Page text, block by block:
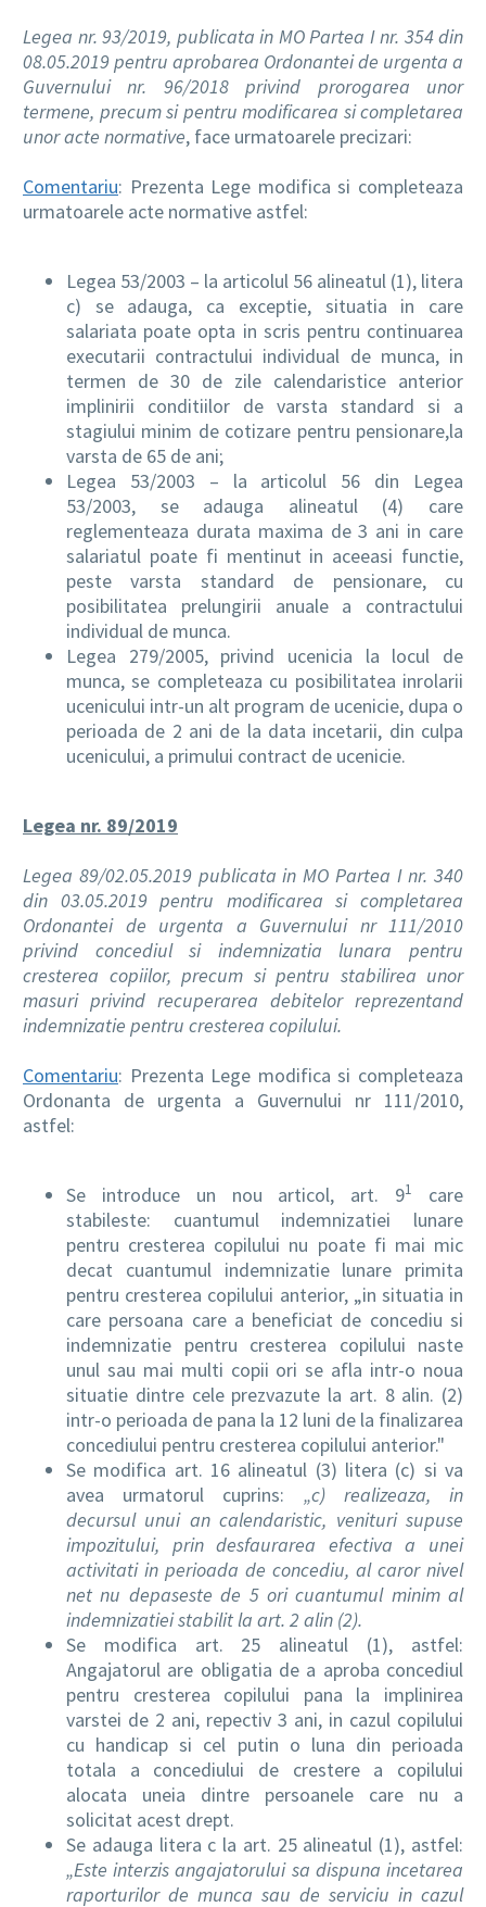
Legea nr. 93/2019, publicata in MO Partea I nr. 354 din
08.05.2019 pentru aprobarea Ordonantei de urgenta a
Guvernului nr. 96/2018 privind prorogarea unor
termene, precum si pentru modificarea si completarea
unor acte normative, face urmatoarele precizari:
Comentariu: Prezenta Lege modifica si completeaza
urmatoarele acte normative astfel:
Legea 53/2003 – la articolul 56 alineatul (1), litera
c) se adauga, ca exceptie, situatia in care
salariata poate opta in scris pentru continuarea
executarii contractului individual de munca, in
termen de 30 de zile calendaristice anterior
implinirii conditiilor de varsta standard si a
stagiului minim de cotizare pentru pensionare,la
varsta de 65 de ani;
Legea 53/2003 – la articolul 56 din Legea
53/2003, se adauga alineatul (4) care
reglementeaza durata maxima de 3 ani in care
salariatul poate fi mentinut in aceeasi functie,
peste varsta standard de pensionare, cu
posibilitatea prelungirii anuale a contractului
individual de munca.
Legea 279/2005, privind ucenicia la locul de
munca, se completeaza cu posibilitatea inrolarii
ucenicului intr-un alt program de ucenicie, dupa o
perioada de 2 ani de la data incetarii, din culpa
ucenicului, a primului contract de ucenicie.
Legea nr. 89/2019
Legea 89/02.05.2019 publicata in MO Partea I nr. 340
din 03.05.2019 pentru modificarea si completarea
Ordonantei de urgenta a Guvernului nr 111/2010
privind concediul si indemnizatia lunara pentru
cresterea copiilor, precum si pentru stabilirea unor
masuri privind recuperarea debitelor reprezentand
indemnizatie pentru cresterea copilului.
Comentariu: Prezenta Lege modifica si completeaza
Ordonanta de urgenta a Guvernului nr 111/2010,
astfel:
Se introduce un nou articol, art. 91
care
stabileste: cuantumul indemnizatiei lunare
pentru cresterea copilului nu poate fi mai mic
decat cuantumul indemnizatie lunare primita
pentru cresterea copilului anterior, „in situatia in
care persoana care a beneficiat de concediu si
indemnizatie pentru cresterea copilului naste
unul sau mai multi copii ori se afla intr-o noua
situatie dintre cele prezvazute la art. 8 alin. (2)
intr-o perioada de pana la 12 luni de la finalizarea
concediului pentru cresterea copilului anterior."
Se modifica art. 16 alineatul (3) litera (c) si va
avea urmatorul cuprins: „c) realizeaza, in
decursul unui an calendaristic, venituri supuse
impozitului, prin desfaurarea efectiva a unei
activitati in perioada de concediu, al caror nivel
net nu depaseste de 5 ori cuantumul minim al
indemnizatiei stabilit la art. 2 alin (2).
Se modifica art. 25 alineatul (1), astfel:
Angajatorul are obligatia de a aproba concediul
pentru cresterea copilului pana la implinirea
varstei de 2 ani, repectiv 3 ani, in cazul copilului
cu handicap si cel putin o luna din perioada
totala a concediului de crestere a copilului
alocata uneia dintre persoanele care nu a
solicitat acest drept.
Se adauga litera c la art. 25 alineatul (1), astfel:
„Este interzis angajatorului sa dispuna incetarea
raporturilor de munca sau de serviciu in cazul